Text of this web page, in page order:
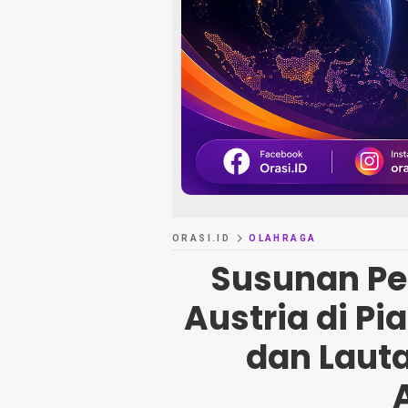
ORASI.ID OLAHRAGA
Susunan
Austria di
dan